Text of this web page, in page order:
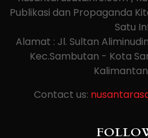
Publikasi dan Propaganda
Satu
Alamat : Jl. Sultan
Kec.Sambutan - Kota
Contact us: